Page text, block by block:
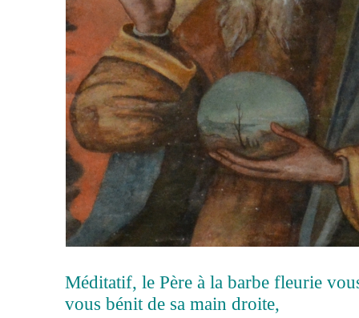
Méditatif, le Père à la barbe fleurie
vous bénit de sa main droite,